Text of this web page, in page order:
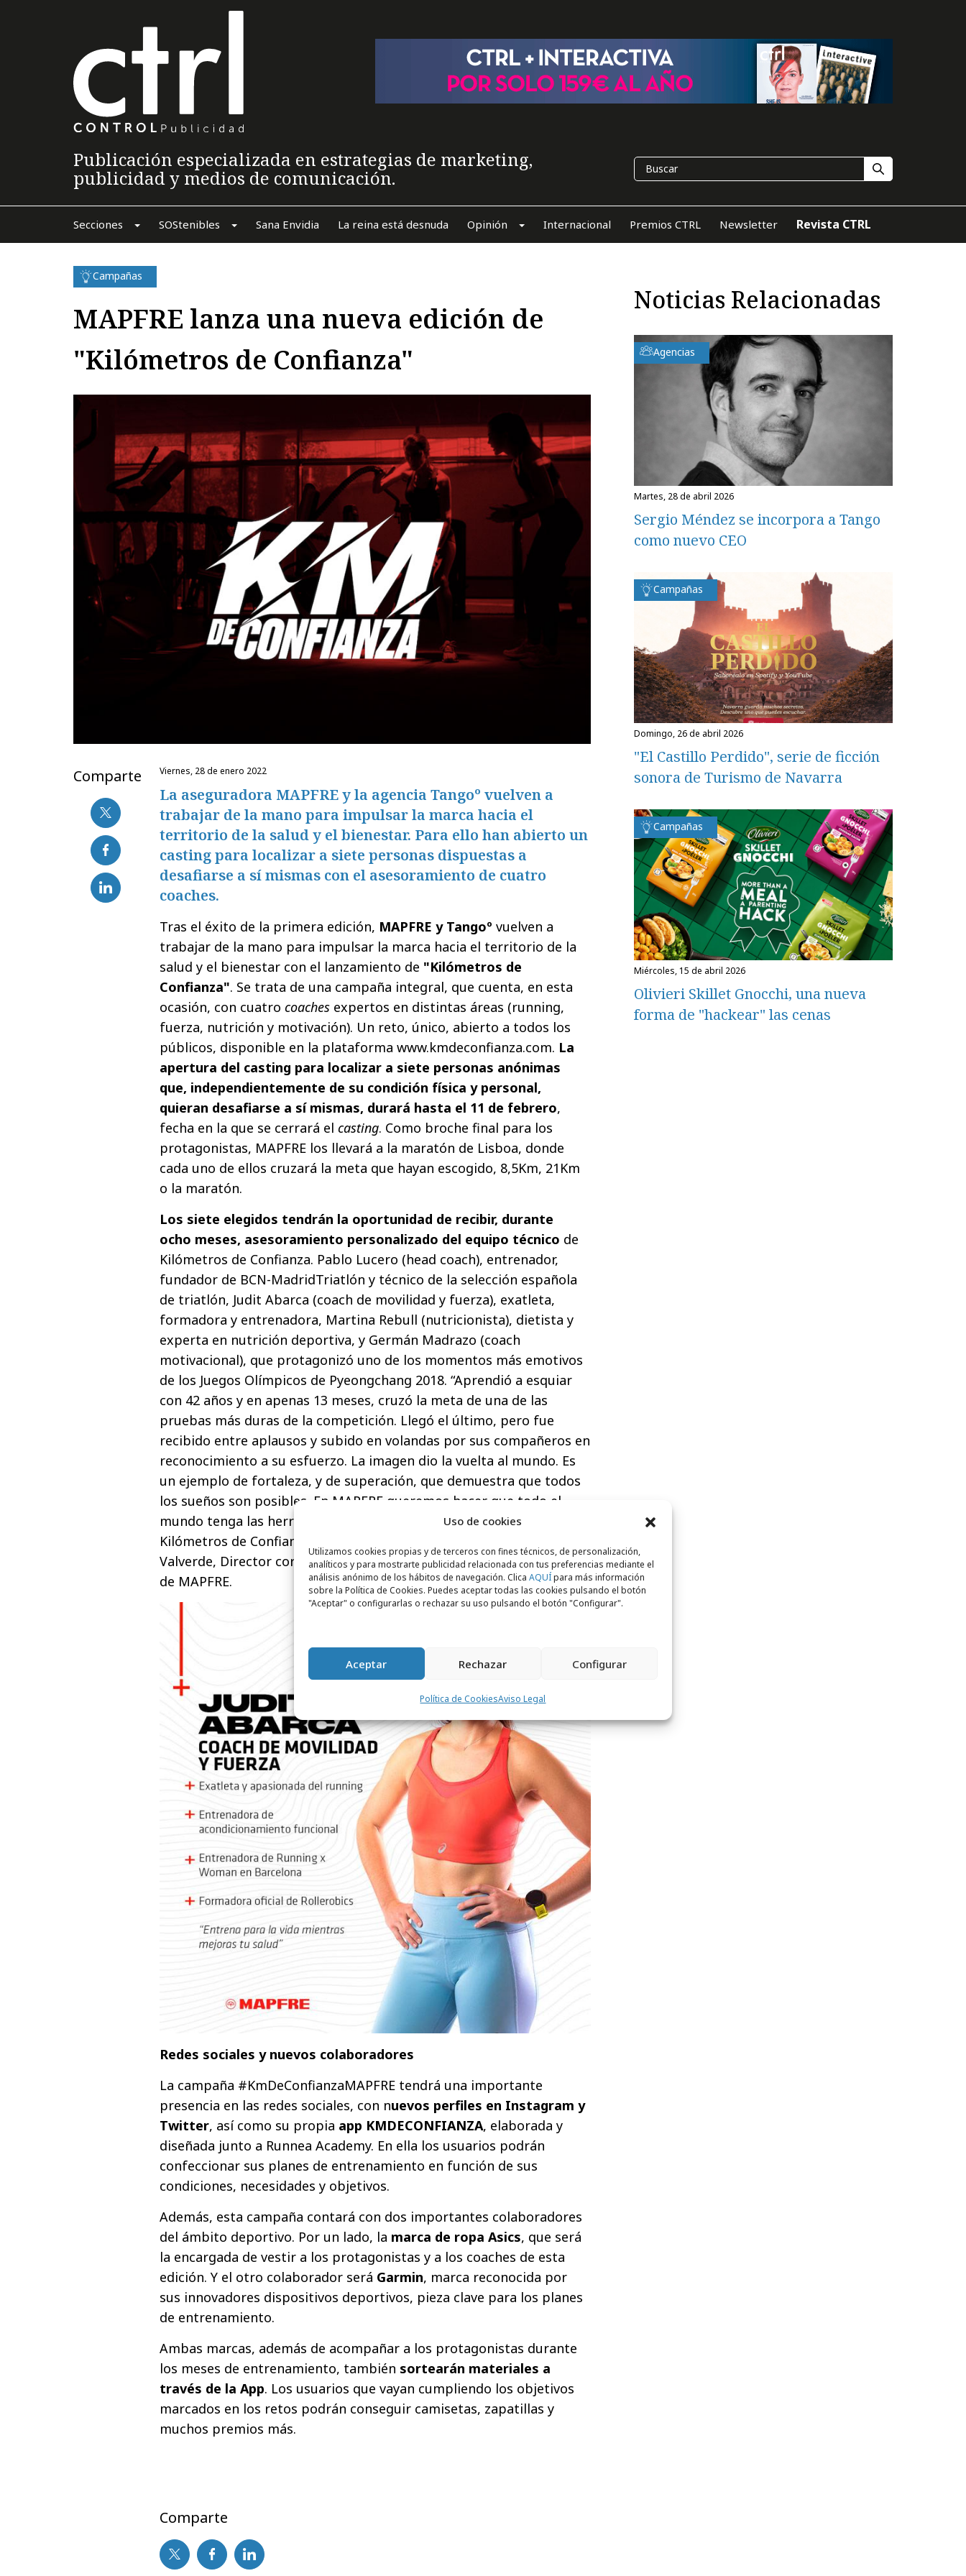
Uso de cookies
Utilizamos cookies propias y de terceros con fines técnicos, de personalización,
analíticos y para mostrarte publicidad relacionada con tus preferencias mediante el
análisis anónimo de los hábitos de navegación. Clica AQUÍpara más información
sobre la Política de Cookies. Puedes aceptar todas las cookies pulsando el botón
"Aceptar" o configurarlas o rechazar su uso pulsando el botón "Configurar".
Aceptar Rechazar Configurar
Política de CookiesAviso Legal
Publicación especializada en estrategias de marketing,
publicidad y medios de comunicación.
Secciones SOStenibles Sana Envidia La reina está desnuda Opinión Internacional Premios CTRL Newsletter Revista CTRL
Campañas
MAPFRE lanza una nueva edición de
"Kilómetros de Confianza"
Comparte viernes, 28 de enero 2022
La aseguradora MAPFRE y la agencia Tangoº vuelven a
trabajar de la mano para impulsar la marca hacia el
territorio de la salud y el bienestar. Para ello han abierto un
casting para localizar a siete personas dispuestas a
desafiarse a sí mismas con el asesoramiento de cuatro
coaches.
Tras el éxito de la primera edición, MAPFRE y Tangoº vuelven a
trabajar de la mano para impulsar la marca hacia el territorio de la
salud y el bienestar con el lanzamiento de "Kilómetros de
Confianza". Se trata de una campaña integral, que cuenta, en esta
ocasión, con cuatro coaches expertos en distintas áreas (running,
fuerza, nutrición y motivación). Un reto, único, abierto a todos los
públicos, disponible en la plataforma www.kmdeconfianza.com. La
apertura del casting para localizar a siete personas anónimas
que, independientemente de su condición física y personal,
quieran desafiarse a sí mismas, durará hasta el 11 de febrero,
fecha en la que se cerrará el casting. Como broche final para los
protagonistas, MAPFRE los llevará a la maratón de Lisboa, donde
cada uno de ellos cruzará la meta que hayan escogido, 8,5Km, 21Km
o la maratón.
Los siete elegidos tendrán la oportunidad de recibir, durante
ocho meses, asesoramiento personalizado del equipo técnico de
Kilómetros de Confianza. Pablo Lucero (head coach), entrenador,
fundador de BCN-MadridTriatlón y técnico de la selección española
de triatlón, Judit Abarca (coach de movilidad y fuerza), exatleta,
formadora y entrenadora, Martina Rebull (nutricionista), dietista y
experta en nutrición deportiva, y Germán Madrazo (coach
motivacional), que protagonizó uno de los momentos más emotivos
de los Juegos Olímpicos de Pyeongchang 2018. “Aprendió a esquiar
con 42 años y en apenas 13 meses, cruzó la meta de una de las
pruebas más duras de la competición. Llegó el último, pero fue
recibido entre aplausos y subido en volandas por sus compañeros en
reconocimiento a su esfuerzo. La imagen dio la vuelta al mundo. Es
un ejemplo de fortaleza, y de superación, que demuestra que todos
los sueños son posibles. En MAPFRE queremos hacer que todo el
mundo tenga las herramientas necesarias para alcanzar sus metas.
Kilómetros de Confianza es parte de este empeño”, confirma Jaime
Valverde, Director corporativo de redes sociales y contenido digital
de MAPFRE.
Redes sociales y nuevos colaboradores
La campaña #KmDeConfianzaMAPFRE tendrá una importante
presencia en las redes sociales, con nuevos perfiles en Instagram y
Twitter, así como su propia app KMDECONFIANZA, elaborada y
diseñada junto a Runnea Academy. En ella los usuarios podrán
confeccionar sus planes de entrenamiento en función de sus
condiciones, necesidades y objetivos.
Además, esta campaña contará con dos importantes colaboradores
del ámbito deportivo. Por un lado, la marca de ropa Asics, que será
la encargada de vestir a los protagonistas y a los coaches de esta
edición. Y el otro colaborador será Garmin, marca reconocida por
sus innovadores dispositivos deportivos, pieza clave para los planes
de entrenamiento.
Ambas marcas, además de acompañar a los protagonistas durante
los meses de entrenamiento, también sortearán materiales a
través de la App. Los usuarios que vayan cumpliendo los objetivos
marcados en los retos podrán conseguir camisetas, zapatillas y
muchos premios más.
Comparte
Noticias Relacionadas
Agencias
martes, 28 de abril 2026
Sergio Méndez se incorpora a Tango
como nuevo CEO
Campañas
domingo, 26 de abril 2026
"El Castillo Perdido", serie de ficción
sonora de Turismo de Navarra
Campañas
miércoles, 15 de abril 2026
Olivieri Skillet Gnocchi, una nueva
forma de "hackear" las cenas